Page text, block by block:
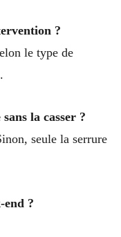
?
le type de
la casser ?
seule la serrure
end ?